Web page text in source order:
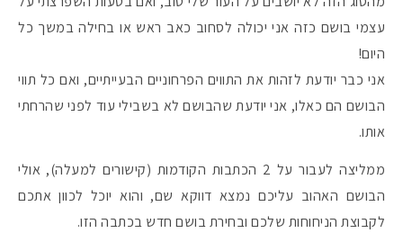
עצמי בושם כזה אני יכולה לסחוב כאב ראש או בחילה במשך כל
היום!
אני כבר יודעת לזהות את התווים הפרחוניים הבעייתיים, ואם כל תווי
הבושם הם כאלו, אני יודעת שהבושם לא בשבילי עוד לפני שהרחתי
אותו.
ממליצה לעבור על 2 הכתבות הקודמות (קישורים למעלה), אולי
הבושם האהוב עליכם נמצא דווקא שם, והוא יוכל לכוון אתכם
לקבוצת הניחוחות שלכם ובחירת בושם חדש בכתבה הזו.